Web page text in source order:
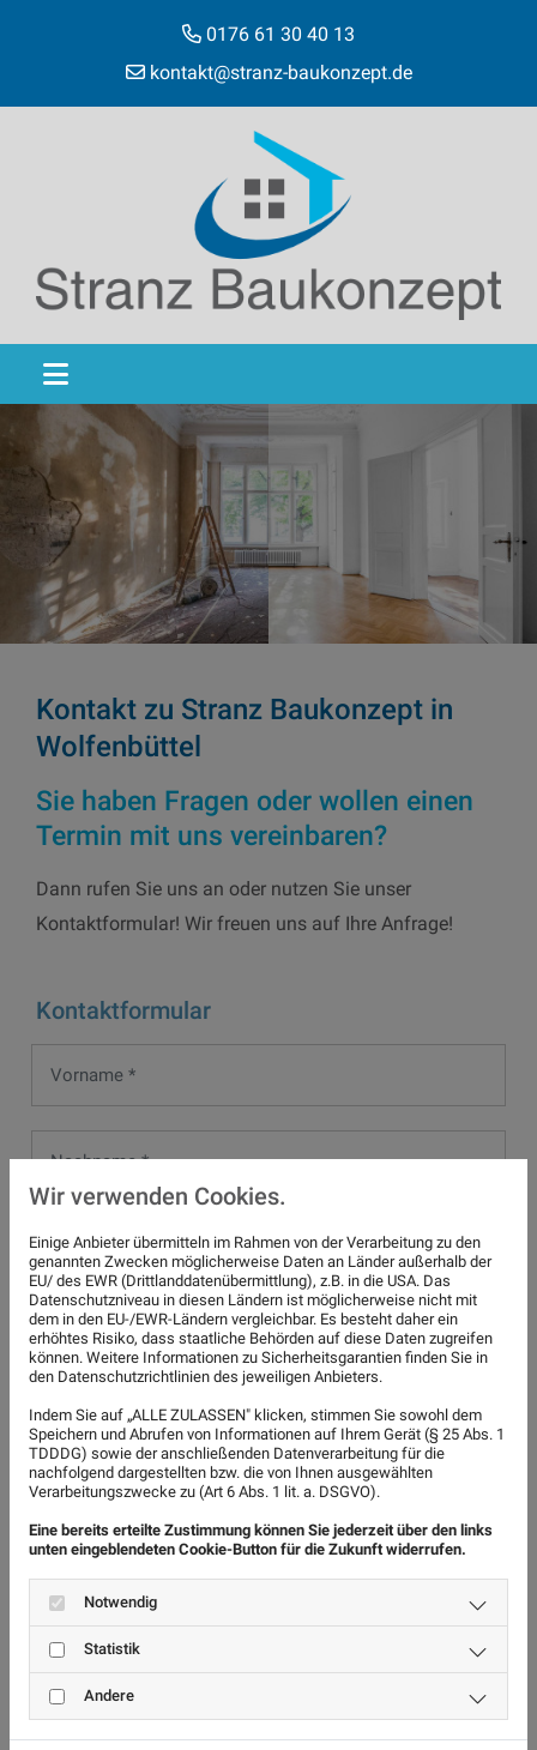
0176 61 30 40 13
kontakt@stranz-baukonzept.de
Kontakt zu Stranz Baukonzept in
Wolfenbüttel
Sie haben Fragen oder wollen einen
Termin mit uns vereinbaren?
Dann rufen Sie uns an oder nutzen Sie unser
Kontaktformular! Wir freuen uns auf Ihre Anfrage!
Kontaktformular
Wofür interessieren Sie sich?
Innenausbau
Türen & Garagentore
Fassadensanierungen
Wir verwenden Cookies.
Einige Anbieter übermitteln im Rahmen von der Verarbeitung zu den
genannten Zwecken möglicherweise Daten an Länder außerhalb der
EU/ des EWR (Drittlanddatenübermittlung), z.B. in die USA. Das
Datenschutzniveau in diesen Ländern ist möglicherweise nicht mit
dem in den EU-/EWR-Ländern vergleichbar. Es besteht daher ein
erhöhtes Risiko, dass staatliche Behörden auf diese Daten zugreifen
können. Weitere Informationen zu Sicherheitsgarantien finden Sie in
den Datenschutzrichtlinien des jeweiligen Anbieters.
Indem Sie auf „ALLE ZULASSEN" klicken, stimmen Sie sowohl dem
Speichern und Abrufen von Informationen auf Ihrem Gerät (§ 25 Abs. 1
TDDDG) sowie der anschließenden Datenverarbeitung für die
nachfolgend dargestellten bzw. die von Ihnen ausgewählten
Verarbeitungszwecke zu (Art 6 Abs. 1 lit. a. DSGVO).
Eine bereits erteilte Zustimmung können Sie jederzeit über den links
unten eingeblendeten Cookie-Button für die Zukunft widerrufen.
Notwendig
Statistik
Andere